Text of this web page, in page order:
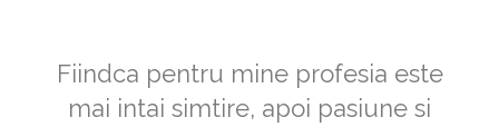
Fiindca pentru mine profesia este
mai intai simtire, apoi pasiune si